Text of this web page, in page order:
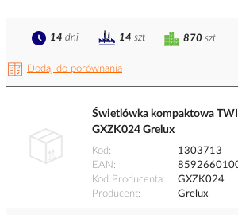
Dodaj do porównania
870 szt
14 dni 14 szt
Świetlówka kompaktowa
GXZK024 Grelux
Kod
1303713
EAN
Kod Producenta
GXZK024
Producent
Grelux